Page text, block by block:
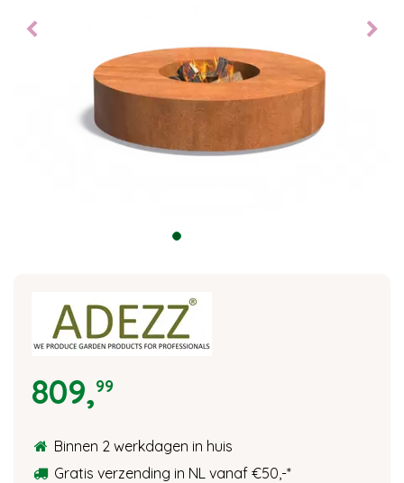
809,99
Binnen 2 werkdagen in huis
Gratis verzending in NL vanaf €50,-*